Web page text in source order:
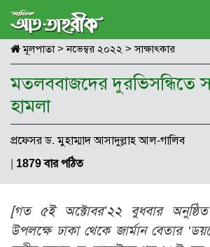
মূলপাতা> নভেম্বর ২০২২ > সাক্ষাৎকার
মতলববাজদের দুরভিসন্ধিতে
হামলা
প্রফেসর ড. মুহাম্মাদ আসাদুল্লাহ আল-গালিব
| 1879 বার পঠিত
[গত ৫ই অক্টোবর’২২ বুধবার অনুষ্ঠিত
উপলক্ষে ঢাকা থেকে জার্মান বেতার